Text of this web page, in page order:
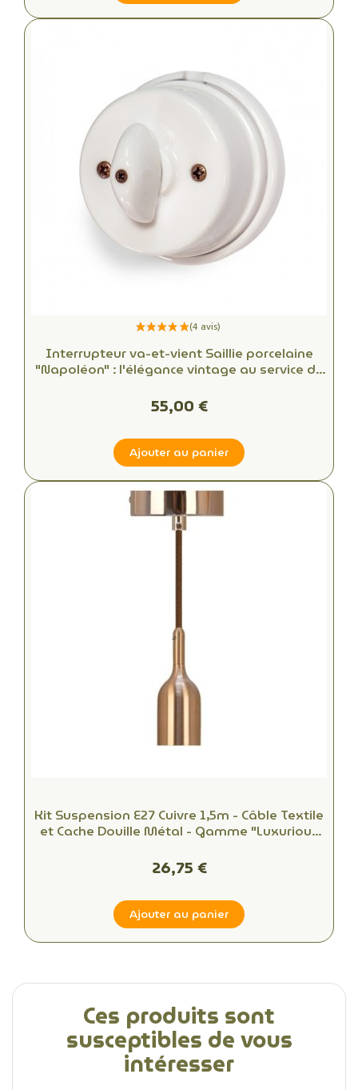
Interrupteur va-et-vient Saillie porcelaine
"Napoléon" : l'élégance vintage au service de
55,00 €
Ajouter au panier
Kit Suspension E27 Cuivre 1,5m - Câble Textile
et Cache Douille Métal - Gamme "Luxurious
26,75 €
Ajouter au panier
Ces produits sont
susceptibles de vous
intéresser